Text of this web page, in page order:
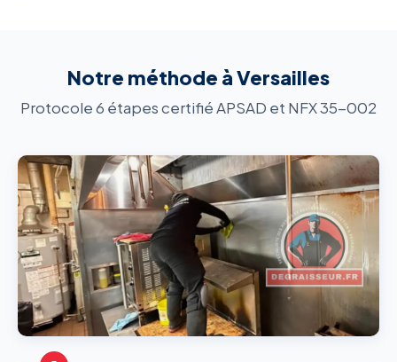
Notre méthode à Versailles
Protocole 6 étapes certifié APSAD et NFX 35-002